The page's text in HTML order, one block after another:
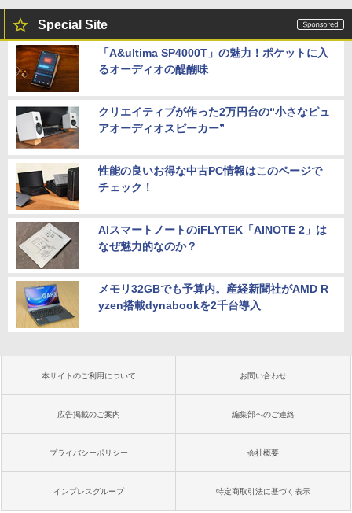
Special Site
「A&ultima SP4000T」の魅力！ポケットに入
るオーディオの醍醐味
クリエイティブが作った2万円台の“小さなピュ
アオーディオスピーカー”
性能の良いお得な中古PC情報はこのページで
チェック！
AIスマートノートのiFLYTEK「AINOTE 2」は
なぜ魅力的なのか？
メモリ32GBでも予算内。産経新聞社がAMD R
yzen搭載dynabookを2千台導入
本サイトのご利用について お問い合わせ
広告掲載のご案内 編集部へのご連絡
プライバシーポリシー 会社概要
インプレスグループ 特定商取引法に基づく表示